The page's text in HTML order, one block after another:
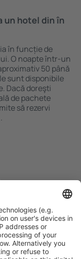
un hotel din în
în funcție de
O noapte într-un
50 până
sunt disponibile
Dacă doreşti
de pachete
să rezervi
de anulare.